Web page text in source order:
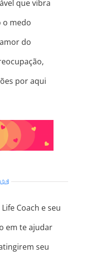
que vibra
o medo
do
por aqui
Coach e seu
em te ajudar
seu